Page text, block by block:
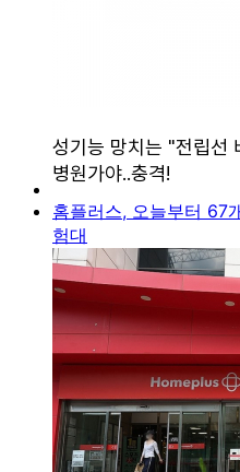
홈플러스, 오늘부터 67
험대